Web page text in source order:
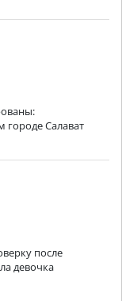
городе Салават
после
девочка